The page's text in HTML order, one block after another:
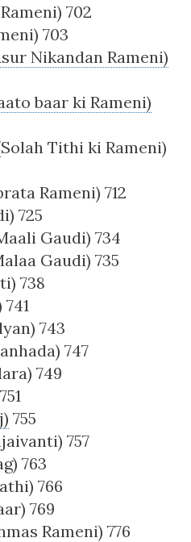
702
703
Nikandan Rameni)
baar ki Rameni)
(Solah Tithi ki Rameni)
Rameni) 712
725
Maali Gaudi) 734
Gaudi) 735
738
741
743
747
749
755
757
763
766
769
Rameni) 776